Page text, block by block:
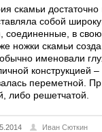
скамьи
собой
соединенные, в
ножки скамьи
именовали
конструкцией
переметной.
либо решетчатой.
Иван Сюткин